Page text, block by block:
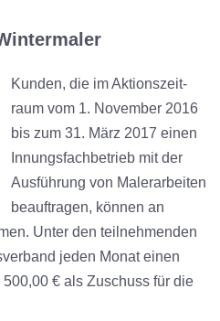
Kunden, die im Aktions­zeit­
raum vom 1. Novem­ber 2016
bis zum 31. März 2017 einen
Innungs­fach­betrieb mit der
Ausführung von Malerarbeiten
beauftragen, können an
Unter den teilnehmenden
jeden Monat einen
€ als Zuschuss für die